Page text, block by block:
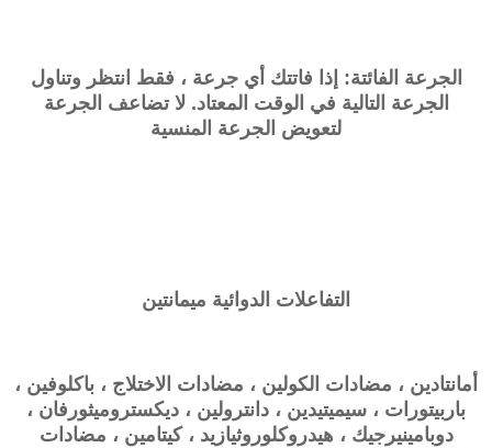
الجرعة الفائتة: إذا فاتتك أي جرعة ، فقط انتظر وتناول
الجرعة التالية في الوقت المعتاد. لا تضاعف الجرعة
لتعويض الجرعة المنسية
التفاعلات الدوائية ميمانتين
أمانتادين ، مضادات الكولين ، مضادات الاختلاج ، باكلوفين ،
باربيتورات ، سيميتيدين ، دانترولين ، ديكستروميثورفان ،
دوبامينيرجيك ، هيدروكلوروثيازيد ، كيتامين ، مضادات